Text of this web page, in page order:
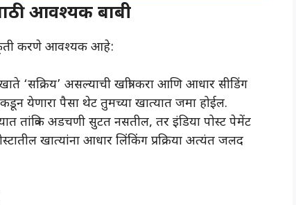
आवश्यक बाबी
कृती करणे आवश्यक आहे:
‘सक्रिय’ असल्याची खात्री करा आणि आधार सीडिंग
येणारा पैसा थेट तुमच्या खात्यात जमा होईल.
तांत्रिक अडचणी सुटत नसतील, तर इंडिया पोस्ट पेमेंट
खात्यांना आधार लिंकिंग प्रक्रिया अत्यंत जलद